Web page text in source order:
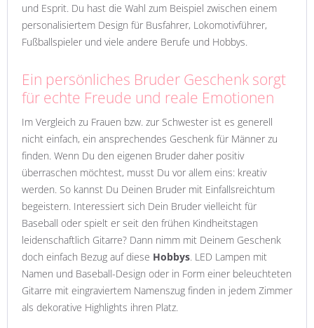
und Esprit. Du hast die Wahl zum Beispiel zwischen einem
personalisiertem Design für Busfahrer, Lokomotivführer,
Fußballspieler und viele andere Berufe und Hobbys.
Ein persönliches Bruder Geschenk sorgt
für echte Freude und reale Emotionen
Im Vergleich zu Frauen bzw. zur Schwester ist es generell
nicht einfach, ein ansprechendes Geschenk für Männer zu
finden. Wenn Du den eigenen Bruder daher positiv
überraschen möchtest, musst Du vor allem eins: kreativ
werden. So kannst Du Deinen Bruder mit Einfallsreichtum
begeistern. Interessiert sich Dein Bruder vielleicht für
Baseball oder spielt er seit den frühen Kindheitstagen
leidenschaftlich Gitarre? Dann nimm mit Deinem Geschenk
doch einfach Bezug auf diese Hobbys. LED Lampen mit
Namen und Baseball-Design oder in Form einer beleuchteten
Gitarre mit eingraviertem Namenszug finden in jedem Zimmer
als dekorative Highlights ihren Platz.